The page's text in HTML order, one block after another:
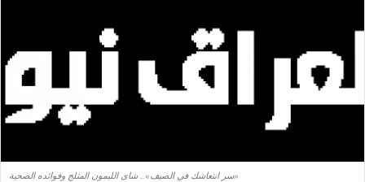
«سر انتعاشك في الصيف».. شاى الليمون المثلج وفوائده الصحية